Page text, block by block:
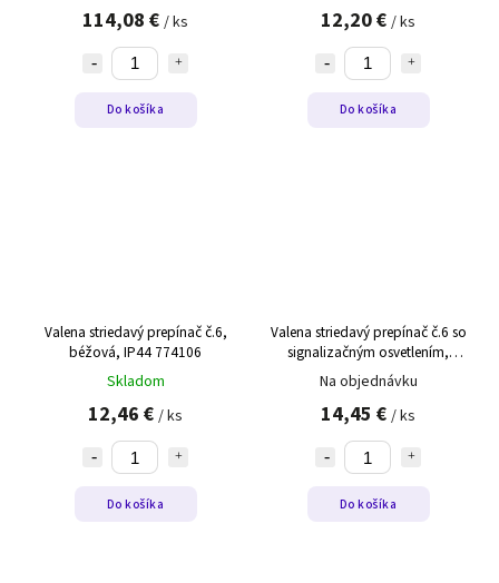
114,08 € / ks
Do košíka
12,20 € / ks
Do košíka
Valena striedavý prepínač č.6,
béžová, IP44 774106
Skladom
12,46 € / ks
Do košíka
Valena striedavý prepínač č.6 so
signalizačným osvetlením,
béžová, 774325
Na objednávku
14,45 € / ks
Do košíka